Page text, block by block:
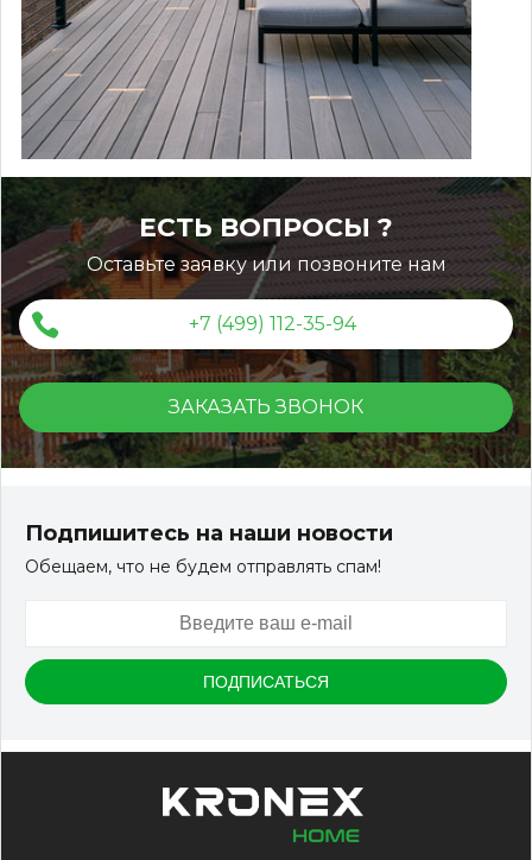
150*25*3000 мм
ОЖИДАЕТСЯ
ЕСТЬ ВОПРОСЫ ?
Оставьте заявку или позвоните нам
+7 (499) 112-35-94
ЗАКАЗАТЬ ЗВОНОК
Подпишитесь на наши новости
Обещаем, что не будем отправлять спам!